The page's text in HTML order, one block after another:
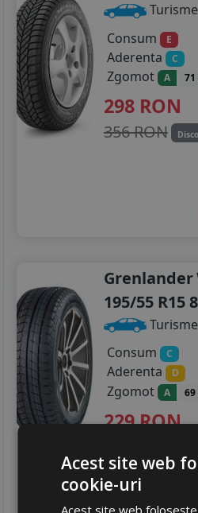
Turisme
Consum
E
Aderenta C
Zgomot A
298 RON
356 RON
Grenlander
195/55 R15
Turisme
Consum
C
Aderenta D
Zgomot A
229RON
Acest site web
cookie-uri
Acest site web